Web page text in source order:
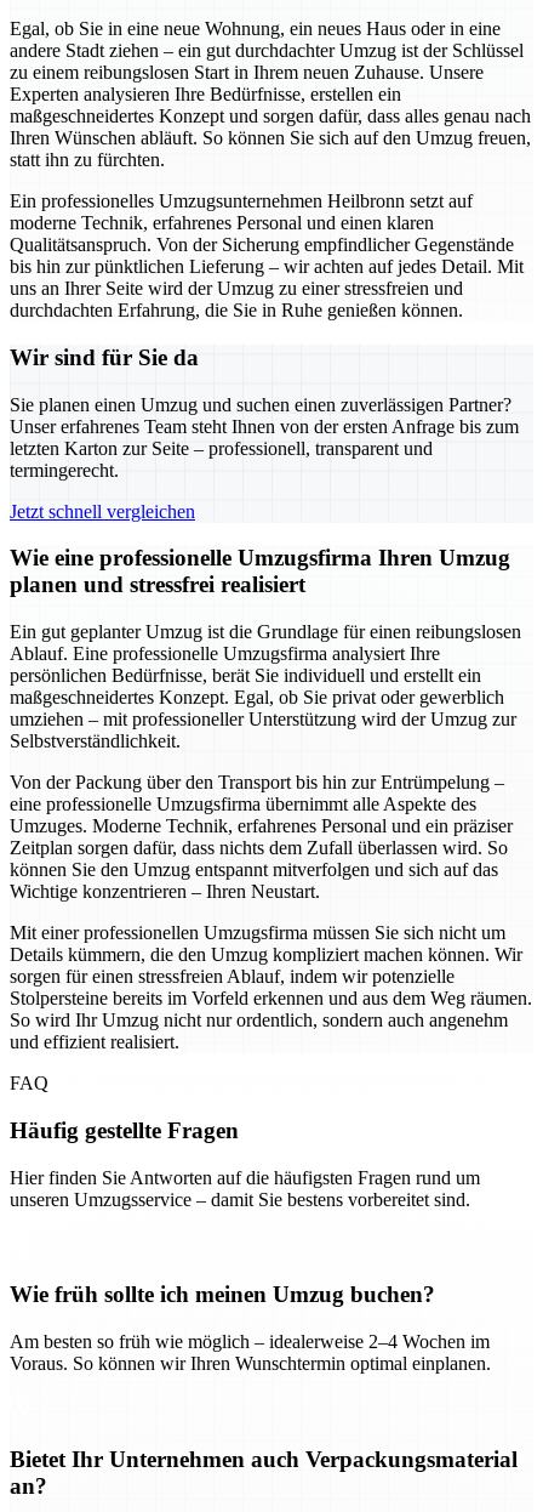
Egal, ob Sie in eine neue Wohnung, ein neues Haus oder in eine
andere Stadt ziehen – ein gut durchdachter Umzug ist der Schlüssel
zu einem reibungslosen Start in Ihrem neuen Zuhause. Unsere
Experten analysieren Ihre Bedürfnisse, erstellen ein
maßgeschneidertes Konzept und sorgen dafür, dass alles genau nach
Ihren Wünschen abläuft. So können Sie sich auf den Umzug freuen,
statt ihn zu fürchten.
Ein professionelles Umzugsunternehmen Heilbronn setzt auf
moderne Technik, erfahrenes Personal und einen klaren
Qualitätsanspruch. Von der Sicherung empfindlicher Gegenstände
bis hin zur pünktlichen Lieferung – wir achten auf jedes Detail. Mit
uns an Ihrer Seite wird der Umzug zu einer stressfreien und
durchdachten Erfahrung, die Sie in Ruhe genießen können.
Wir sind für Sie da
Sie planen einen Umzug und suchen einen zuverlässigen Partner?
Unser erfahrenes Team steht Ihnen von der ersten Anfrage bis zum
letzten Karton zur Seite – professionell, transparent und
termingerecht.
Jetzt schnell vergleichen
Wie eine professionelle Umzugsfirma Ihren Umzug
planen und stressfrei realisiert
Ein gut geplanter Umzug ist die Grundlage für einen reibungslosen
Ablauf. Eine professionelle Umzugsfirma analysiert Ihre
persönlichen Bedürfnisse, berät Sie individuell und erstellt ein
maßgeschneidertes Konzept. Egal, ob Sie privat oder gewerblich
umziehen – mit professioneller Unterstützung wird der Umzug zur
Selbstverständlichkeit.
Von der Packung über den Transport bis hin zur Entrümpelung –
eine professionelle Umzugsfirma übernimmt alle Aspekte des
Umzuges. Moderne Technik, erfahrenes Personal und ein präziser
Zeitplan sorgen dafür, dass nichts dem Zufall überlassen wird. So
können Sie den Umzug entspannt mitverfolgen und sich auf das
Wichtige konzentrieren – Ihren Neustart.
Mit einer professionellen Umzugsfirma müssen Sie sich nicht um
Details kümmern, die den Umzug kompliziert machen können. Wir
sorgen für einen stressfreien Ablauf, indem wir potenzielle
Stolpersteine bereits im Vorfeld erkennen und aus dem Weg räumen.
So wird Ihr Umzug nicht nur ordentlich, sondern auch angenehm
und effizient realisiert.
FAQ
Häufig gestellte Fragen
Hier finden Sie Antworten auf die häufigsten Fragen rund um
unseren Umzugsservice – damit Sie bestens vorbereitet sind.
Wie früh sollte ich meinen Umzug buchen?
Am besten so früh wie möglich – idealerweise 2–4 Wochen im
Voraus. So können wir Ihren Wunschtermin optimal einplanen.
Bietet Ihr Unternehmen auch Verpackungsmaterial
an?